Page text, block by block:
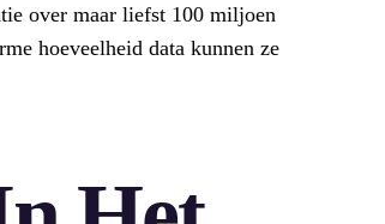
over maar liefst 100 miljoen
hoeveelheid data kunnen ze